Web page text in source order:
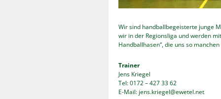
Wir sind handballbegeisterte junge
wir in der Regionsliga und werden
Handballhasen“, die uns so
Trainer
Jens Kriegel
Tel: 0172 – 427 33 62
E-Mail: jens.kriegel@ewetel.net